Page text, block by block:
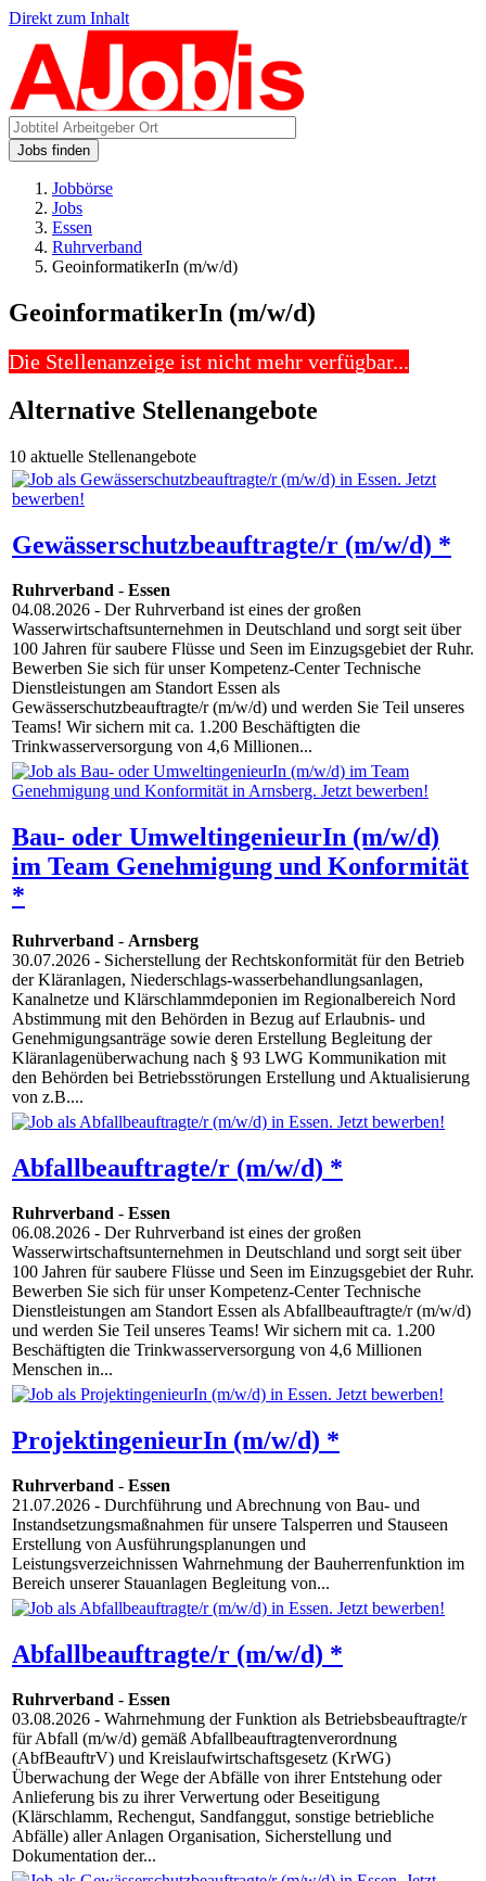
Direkt zum Inhalt
Jobs finden
Jobbörse
Jobs
Essen
Ruhrverband
GeoinformatikerIn (m/w/d)
GeoinformatikerIn (m/w/d)
Die Stellenanzeige ist nicht mehr verfügbar...
Alternative Stellenangebote
10 aktuelle Stellenangebote
Gewässerschutzbeauftragte/r (m/w/d) *
Ruhrverband - Essen
04.08.2026 - Der Ruhrverband ist eines der großen
Wasserwirtschaftsunternehmen in Deutschland und sorgt seit über
100 Jahren für saubere Flüsse und Seen im Einzugsgebiet der Ruhr.
Bewerben Sie sich für unser Kompetenz-Center Technische
Dienstleistungen am Standort Essen als
Gewässerschutzbeauftragte/r (m/w/d) und werden Sie Teil unseres
Teams! Wir sichern mit ca. 1.200 Beschäftigten die
Trinkwasserversorgung von 4,6 Millionen...
Bau- oder UmweltingenieurIn (m/w/d)
im Team Genehmigung und Konformität
*
Ruhrverband - Arnsberg
30.07.2026 - Sicherstellung der Rechtskonformität für den Betrieb
der Kläranlagen, Niederschlags-wasserbehandlungsanlagen,
Kanalnetze und Klärschlammdeponien im Regionalbereich Nord
Abstimmung mit den Behörden in Bezug auf Erlaubnis- und
Genehmigungsanträge sowie deren Erstellung Begleitung der
Kläranlagenüberwachung nach § 93 LWG Kommunikation mit
den Behörden bei Betriebsstörungen Erstellung und Aktualisierung
von z.B....
Abfallbeauftragte/r (m/w/d) *
Ruhrverband - Essen
06.08.2026 - Der Ruhrverband ist eines der großen
Wasserwirtschaftsunternehmen in Deutschland und sorgt seit über
100 Jahren für saubere Flüsse und Seen im Einzugsgebiet der Ruhr.
Bewerben Sie sich für unser Kompetenz-Center Technische
Dienstleistungen am Standort Essen als Abfallbeauftragte/r (m/w/d)
und werden Sie Teil unseres Teams! Wir sichern mit ca. 1.200
Beschäftigten die Trinkwasserversorgung von 4,6 Millionen
Menschen in...
ProjektingenieurIn (m/w/d) *
Ruhrverband - Essen
21.07.2026 - Durchführung und Abrechnung von Bau- und
Instandsetzungsmaßnahmen für unsere Talsperren und Stauseen
Erstellung von Ausführungsplanungen und
Leistungsverzeichnissen Wahrnehmung der Bauherrenfunktion im
Bereich unserer Stauanlagen Begleitung von...
Abfallbeauftragte/r (m/w/d) *
Ruhrverband - Essen
03.08.2026 - Wahrnehmung der Funktion als Betriebsbeauftragte/r
für Abfall (m/w/d) gemäß Abfallbeauftragtenverordnung
(AbfBeauftrV) und Kreislaufwirtschaftsgesetz (KrWG)
Überwachung der Wege der Abfälle von ihrer Entstehung oder
Anlieferung bis zu ihrer Verwertung oder Beseitigung
(Klärschlamm, Rechengut, Sandfanggut, sonstige betriebliche
Abfälle) aller Anlagen Organisation, Sicherstellung und
Dokumentation der...